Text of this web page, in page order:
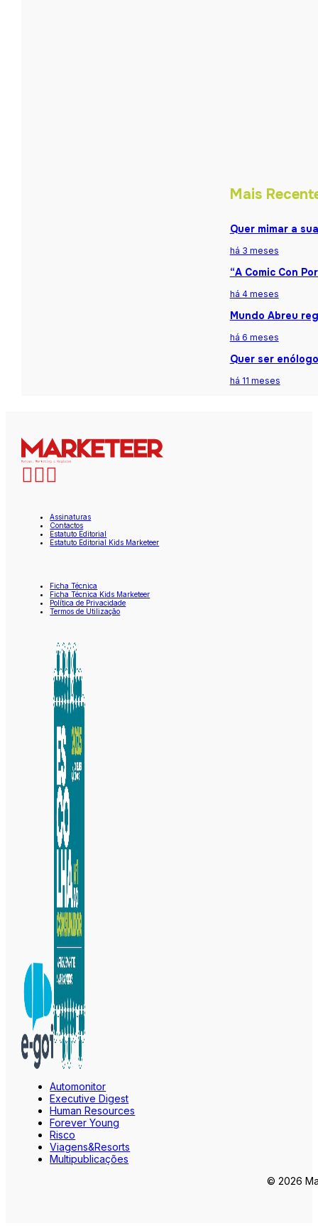
Mais
Quer mimar a
há 3 meses
“A Comic Con
há 4 meses
Mundo Abreu
há 6 meses
Quer ser
há 11 meses
Assinaturas
Contactos
Estatuto Editorial
Estatuto Editorial Kids Marketeer
Ficha Técnica
Ficha Técnica Kids Marketeer
Política de Privacidade
Termos de Utilização
Automonitor
Executive Digest
Human Resources
Forever Young
Risco
Viagens&Resorts
Multipublicações
© 2026